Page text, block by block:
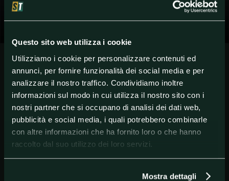
Questo sito web utilizza i cookie
Utilizziamo i cookie per personalizzare contenuti ed
annunci, per fornire funzionalità dei social media e per
analizzare il nostro traffico. Condividiamo inoltre
informazioni sul modo in cui utilizza il nostro sito con i
nostri partner che si occupano di analisi dei dati web,
pubblicità e social media, i quali potrebbero combinarle
con altre informazioni che ha fornito loro o che hanno
raccolto dal suo utilizzo dei loro servizi.
Mostra dettagli
punti che rendono la classifica un po' più adeguata
al livello della squadra".